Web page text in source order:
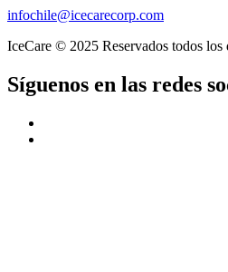
infochile@icecarecorp.com
IceCare © 2025 Reservados todos los
Síguenos en las redes